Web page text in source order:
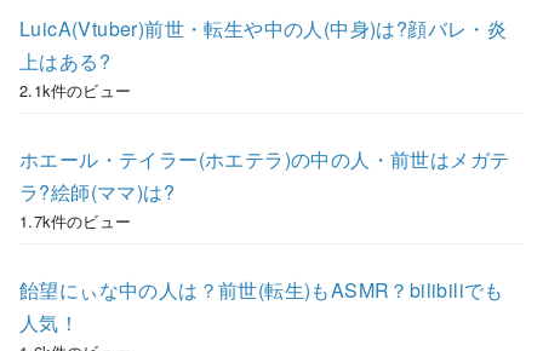
LuicA(Vtuber)前世・転生や中の人(中身)は?顔バレ・炎
上はある?
2.1k件のビュー
ホエール・テイラー(ホエテラ)の中の人・前世はメガテ
ラ?絵師(ママ)は?
1.7k件のビュー
飴望にぃな中の人は？前世(転生)もASMR？bilibiliでも
人気！